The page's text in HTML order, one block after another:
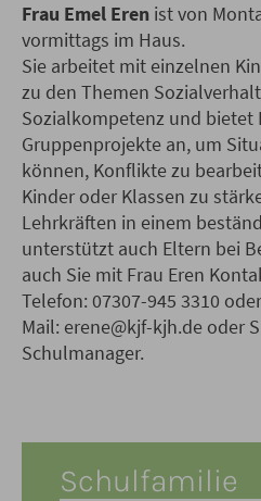
Frau Emel Eren ist von
vormittags im Haus.
Sie arbeitet mit einzelnen
zu den Themen
Sozialkompetenz und bietet
Gruppenprojekte an, um
können, Konflikte zu
Kinder oder Klassen zu
Lehrkräften in einem
unterstützt auch Eltern bei
auch Sie mit Frau Eren
Telefon: 07307-945 3310
Mail: erene@kjf-kjh.de oder
Schulmanager.
Schulfamilie